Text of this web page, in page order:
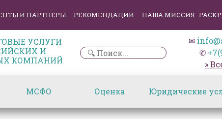
И ПАРТНЕРЫ РЕКОМЕНДАЦИИ НАША МИССИЯ
УСЛУГИ
И
КОМПАНИЙ
✉
✆
»
МСФО Оценка Юридические